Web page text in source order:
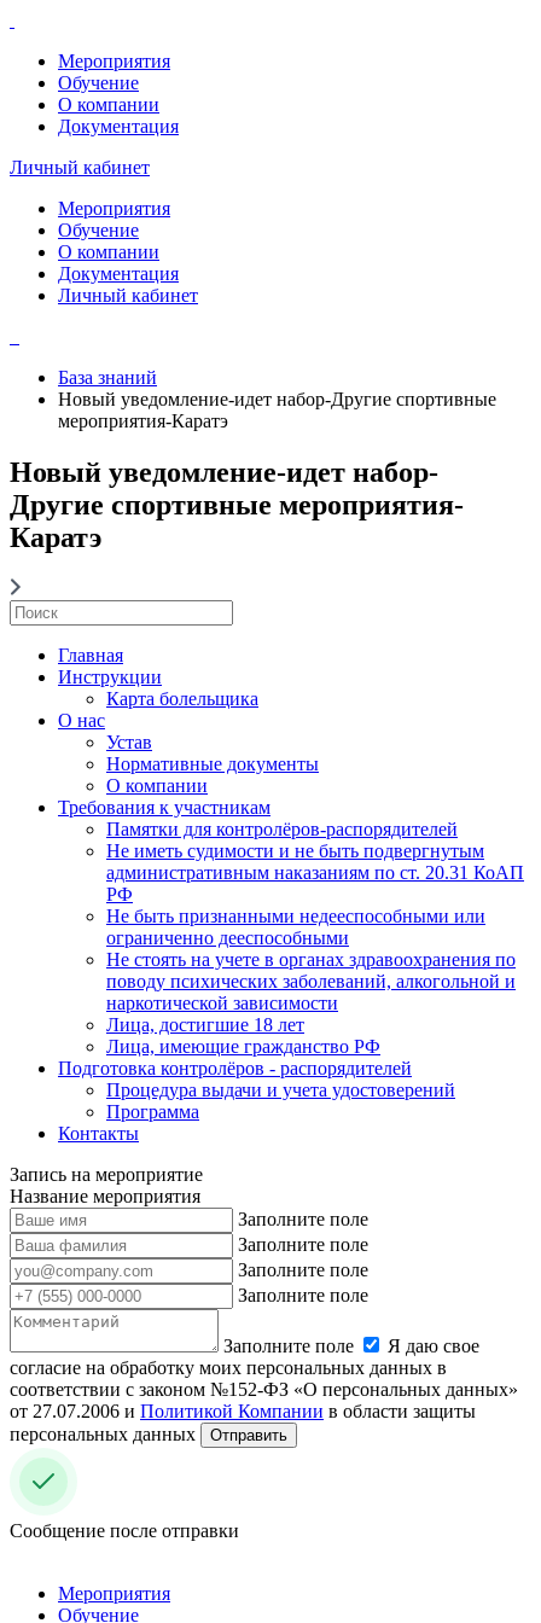
Мероприятия
Обучение
О компании
Документация
Личный кабинет
Мероприятия
Обучение
О компании
Документация
Личный кабинет
База знаний
Новый уведомление-идет набор-Другие спортивные
мероприятия-Каратэ
Новый уведомление-идет набор-
Другие спортивные мероприятия-
Каратэ
Главная
Инструкции
Карта болельщика
О нас
Устав
Нормативные документы
О компании
Требования к участникам
Памятки для контролёров-распорядителей
Не иметь судимости и не быть подвергнутым
административным наказаниям по ст. 20.31 КоАП
РФ
Не быть признанными недееспособными или
ограниченно дееспособными
Не стоять на учете в органах здравоохранения по
поводу психических заболеваний, алкогольной и
наркотической зависимости
Лица, достигшие 18 лет
Лица, имеющие гражданство РФ
Подготовка контролёров - распорядителей
Процедура выдачи и учета удостоверений
Программа
Контакты
Запись на мероприятие
Название мероприятия
Заполните поле
Заполните поле
Заполните поле
Заполните поле
Заполните поле
Я даю свое
согласие на обработку моих персональных данных в
соответствии с законом №152-ФЗ «О персональных данных»
от 27.07.2006 и Политикой Компании в области защиты
персональных данных
Отправить
Сообщение после отправки
Мероприятия
Обучение